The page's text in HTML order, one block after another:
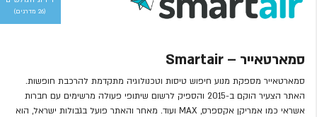
סמארטאייר – Smartair
סמארטאייר מספקת מנוע חיפוש טיסות וטכנולוגיה מתקדמת להרכבת חופשות.
האתר הצעיר הוקם ב-2015 והספיק לרשום שיתופי פעולה מרשימים עם חברות
אשראי כמו אמריקן אקספרס, MAX ועוד. מאחר והאתר פועל בגבולות ישראל, הוא